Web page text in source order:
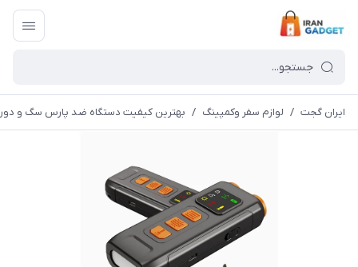
ایران گجت / لوازم سفر وکمپینگ / بهترین کیفیت دستگاه ضد پارس سگ و دورکننده